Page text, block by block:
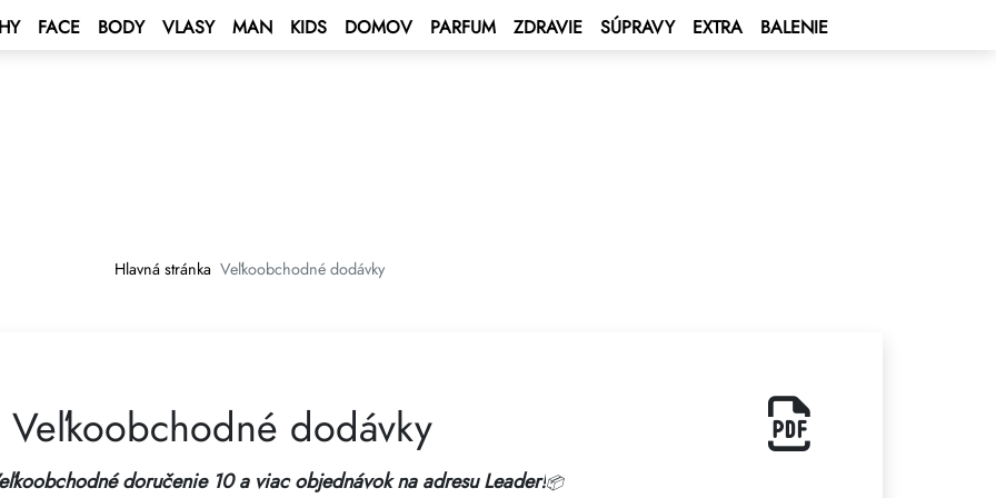
FACE BODY VLASY MAN KIDS DOMOV PARFUM ZDRAVIE SÚPRAVY EXTRA BALENIE
– vyhrajte auto
Hlavná stránka Veľkoobchodné dodávky
Veľkoobchodné dodávky
doručenie 10 a viac objednávok na adresu Leader!📦